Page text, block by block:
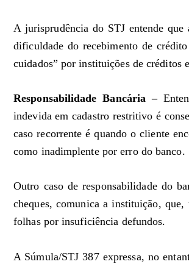
A jurisprudência do STJ entende
dificuldade do recebimento de
cuidados” por instituições de créditos
Responsabilidade Bancária –
indevida em cadastro restritivo é
caso recorrente é quando o cliente
como inadimplente por erro do banco.
Outro caso de responsabilidade do
cheques, comunica a instituição,
folhas por insuficiência defundos.
A Súmula/STJ 387 expressa, no